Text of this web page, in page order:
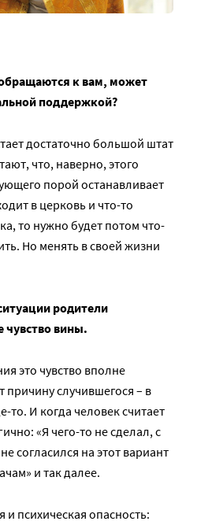
к вам, может
поддержкой?
достаточно большой штат
что, наверно, этого
порой останавливает
в церковь и что-то
то нужно будет потом что-
Но менять в своей жизни
родители
чувство вины.
это чувство вполне
случившегося – в
то. И когда человек считает
«Я чего-то не сделал, с
согласился на этот вариант
и так далее.
психическая опасность: